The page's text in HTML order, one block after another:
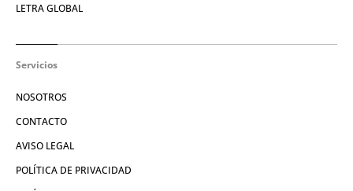
LETRA GLOBAL
Servicios
NOSOTROS
CONTACTO
AVISO LEGAL
POLÍTICA DE PRIVACIDAD